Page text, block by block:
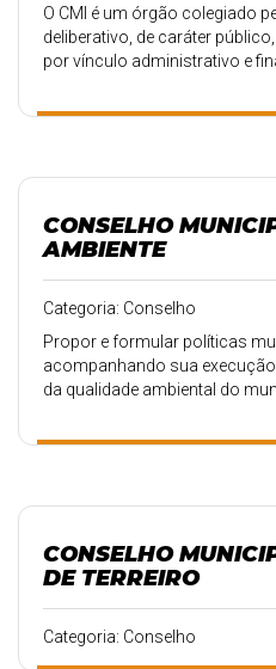
O CMI é um órgão colegiado
deliberativo, de caráter
por vínculo administrativo e
atribuições de caráter
população idosa.
CONSELHO
AMBIENTE
Categoria: Conselho
Propor e formular políticas
acompanhando sua
da qualidade ambiental do
CONSELHO
DE TERREIRO
Categoria: Conselho